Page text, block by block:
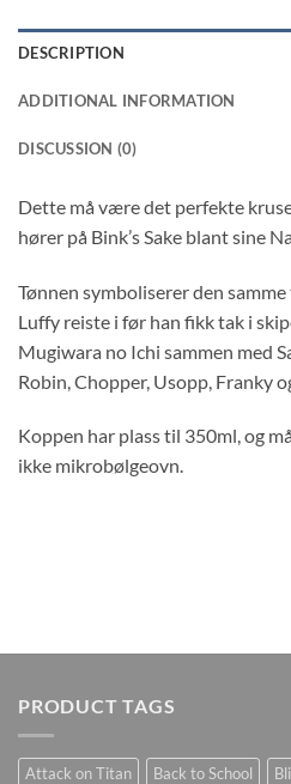
DESCRIPTION
ADDITIONAL INFORMATION
DISCUSSION (0)
Dette må være det perfekte
hører på Bink’s Sake blant sine
Tønnen symboliserer den
Luffy reiste i før han fikk tak i
Mugiwara no Ichi sammen med
Robin, Chopper, Usopp, Franky
Koppen har plass til 350ml, og
ikke mikrobølgeovn.
PRODUCT TAGS
Attack on Titan Back to School